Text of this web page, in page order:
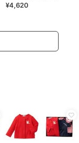
¥4,620